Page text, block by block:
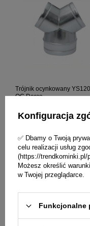
Trójnik ocynkowany
OC Darco
28,66 zł / szt.
+ Dodaj do porównania
Konfiguracja
✅ Dbamy o Twoją
celu realizacji usług
(https://trendkominki.pl/
Możesz określić
w Twojej przeglądarce.
Funkcjonalne